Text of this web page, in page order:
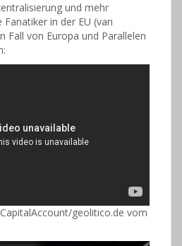
und mehr
in der EU (van
Fall von Europa und Parallelen
geolitico.de vom